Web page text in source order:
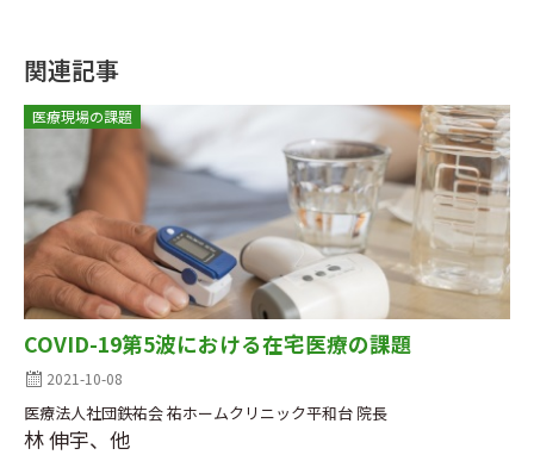
関連記事
医療現場の課題
COVID-19第5波における在宅医療の課題
2021-10-08
医療法人社団鉄祐会 祐ホームクリニック平和台 院長
林 伸宇、他